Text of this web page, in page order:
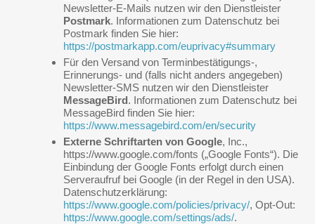
Newsletter-E-Mails nutzen wir den Dienstleister
Postmark. Informationen zum Datenschutz bei
Postmark finden Sie hier:
https://postmarkapp.com/euprivacy#summary
Für den Versand von Terminbestätigungs-,
Erinnerungs- und (falls nicht anders angegeben)
Newsletter-SMS nutzen wir den Dienstleister
MessageBird. Informationen zum Datenschutz bei
MessageBird finden Sie hier:
https://www.messagebird.com/en/security
Externe Schriftarten von Google, Inc.,
https://www.google.com/fonts („Google Fonts“). Die
Einbindung der Google Fonts erfolgt durch einen
Serveraufruf bei Google (in der Regel in den USA).
Datenschutzerklärung:
https://www.google.com/policies/privacy/, Opt-Out:
https://www.google.com/settings/ads/.